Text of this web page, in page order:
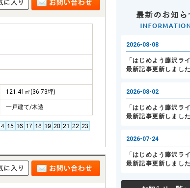
121.41㎡(36.73坪)
一戸建て/木造